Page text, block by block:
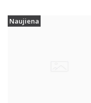
Naujiena